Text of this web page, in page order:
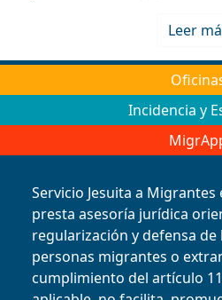
Leer
Incidencia y
Servicio Jesuita a
presta asesoría jurídica
regularización y defensa
personas migrantes o
cumplimiento del artículo